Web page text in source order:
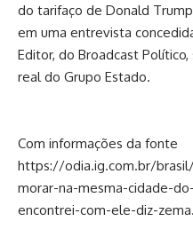
do tarifaço de Donald
em uma entrevista
Editor, do Broadcast
real do Grupo Estado.
Com informações da fonte
https://odia.ig.com.br/
morar-na-mesma-cidade-
encontrei-com-ele-diz-